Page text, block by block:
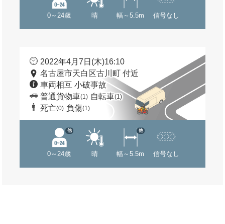
0～24歳 晴 幅～5.5m 信号なし
2022年4月7日(木)16:10
名古屋市天白区古川町 付近
車両相互 小破事故
普通貨物車(1) 自転車(1)
死亡(0) 負傷(1)
0～24歳
他
晴 幅～5.5m
他
信号なし